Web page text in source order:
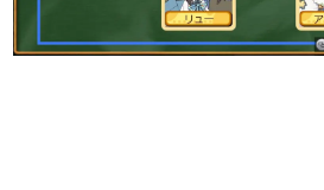
なんでゲームは面白い？